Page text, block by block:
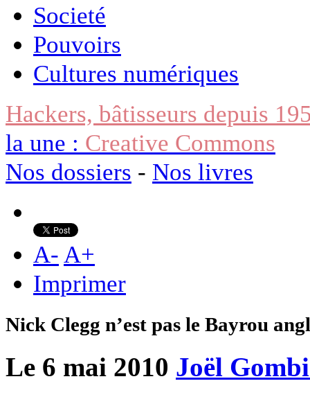
Societé
Pouvoirs
Cultures numériques
Hackers, bâtisseurs depuis
la une : Creative Commons
Nos dossiers - Nos livres
A- A+
Imprimer
Nick Clegg n’est pas le Bayrou
Le 6 mai 2010 Joël